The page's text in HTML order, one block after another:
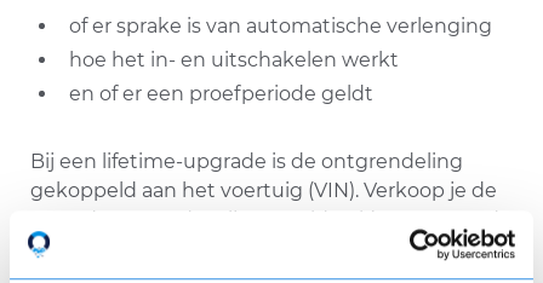
of er sprake is van automatische verlenging
hoe het in- en uitschakelen werkt
en of er een proefperiode geldt
Bij een lifetime-upgrade is de ontgrendeling
gekoppeld aan het voertuig (VIN). Verkoop je de
auto, dan gaan de vrijgespeelde pk’s mee naar de
volgende eigenaar. Dat kan gunstig zijn voor de
restwaarde, maar betekent ook dat je de